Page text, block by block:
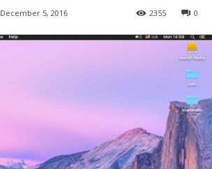
December 5, 2016 0
2355